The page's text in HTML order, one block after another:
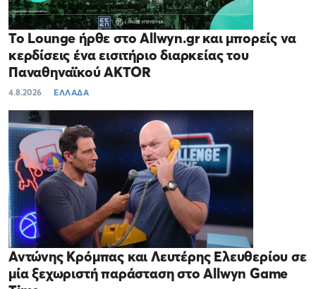
Το Lounge ήρθε στο Allwyn.gr και μπορείς να
κερδίσεις ένα εισιτήριο διαρκείας του
Παναθηναϊκού AKTOR
4.8.2026 ΕΛΛΑΔΑ
Αντώνης Κρόμπας και Λευτέρης Ελευθερίου σε
μία ξεχωριστή παράσταση στο Allwyn Game